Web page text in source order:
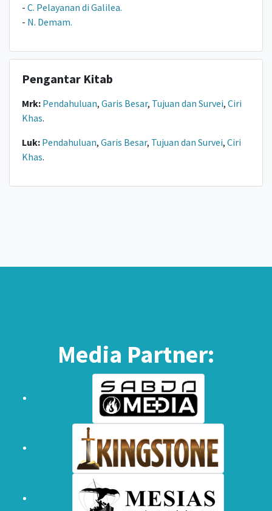
- C. Pelayanan di Galilea.
- N. Demam.
Pengantar Kitab
Mrk: Pendahuluan, Garis Besar, Tujuan dan Survei, Ciri
Khas.
Luk: Pendahuluan, Garis Besar, Tujuan dan Survei, Ciri
Khas.
Media Partner: